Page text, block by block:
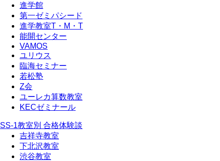
進学館
第一ゼミパシード
進学教室T・М・T
能開センター
VAMOS
ユリウス
臨海セミナー
若松塾
Z会
ユーレカ算数教室
KECゼミナール
SS-1教室別 合格体験談
吉祥寺教室
下北沢教室
渋谷教室